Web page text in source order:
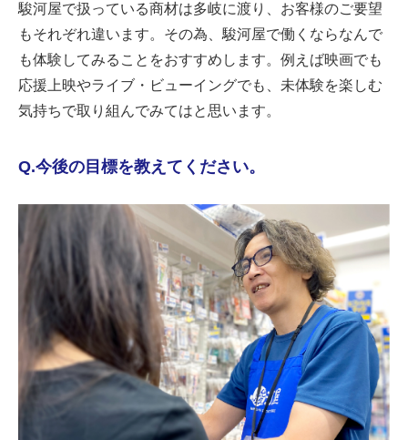
駿河屋で扱っている商材は多岐に渡り、お客様のご要望
もそれぞれ違います。その為、駿河屋で働くならなんで
も体験してみることをおすすめします。例えば映画でも
応援上映やライブ・ビューイングでも、未体験を楽しむ
気持ちで取り組んでみてはと思います。
Q.今後の目標を教えてください。